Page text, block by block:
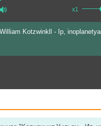
x1
William Kotzwinkll - Ip,